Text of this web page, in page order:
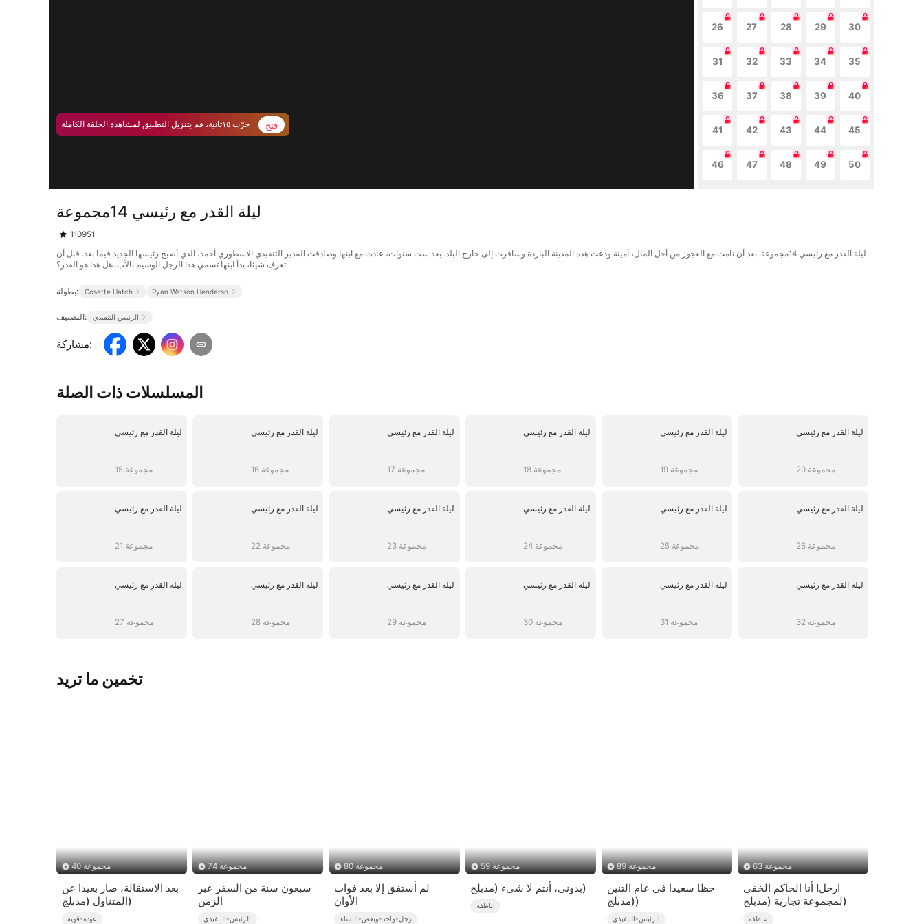
جرّب ١٥ثانية، قم بتنزيل التطبيق لمشاهدة الحلقة الكاملة فتح
26 27 28 29 30
31 32 33 34 35
36 37 38 39 40
41 42 43 44 45
46 47 48 49 50
ليلة القدر مع رئيسي 14مجموعة
110951
ليلة القدر مع رئيسي 14مجموعة. بعد أن نامت مع العجوز من أجل المال، أمينة ودعت هذه المدينة الباردة وسافرت إلى خارج البلد. بعد ست سنوات، عادت مع ابنها وصادفت المدير التنفيذي الاسطوري أحمد، الذي أصبح رئيسها الجديد فيما بعد. قبل أن
تعرف شيئا، بدأ ابنها تسمي هذا الرجل الوسيم بالأب. هل هذا هو القدر؟
بطولة: Cosette Hatch Ryan Watson Henderso
التصنيف: الرئيس التنفيذي
مشاركة:
المسلسلات ذات الصلة
ليلة القدر مع رئيسي
15 مجموعة
ليلة القدر مع رئيسي
16 مجموعة
ليلة القدر مع رئيسي
17 مجموعة
ليلة القدر مع رئيسي
18 مجموعة
ليلة القدر مع رئيسي
19 مجموعة
ليلة القدر مع رئيسي
20 مجموعة
ليلة القدر مع رئيسي
21 مجموعة
ليلة القدر مع رئيسي
22 مجموعة
ليلة القدر مع رئيسي
23 مجموعة
ليلة القدر مع رئيسي
24 مجموعة
ليلة القدر مع رئيسي
25 مجموعة
ليلة القدر مع رئيسي
26 مجموعة
ليلة القدر مع رئيسي
27 مجموعة
ليلة القدر مع رئيسي
28 مجموعة
ليلة القدر مع رئيسي
29 مجموعة
ليلة القدر مع رئيسي
30 مجموعة
ليلة القدر مع رئيسي
31 مجموعة
ليلة القدر مع رئيسي
32 مجموعة
تخمين ما تريد
40 مجموعة
بعد الاستقالة، صار بعيدا عن
المتناول (مدبلج)
عودة-قوية
74 مجموعة
سبعون سنة من السفر عبر
الزمن
الرئيس-التنفيذي
80 مجموعة
لم أستفق إلا بعد فوات
الأوان
رجل-واحد-وبعض-النساء
59 مجموعة
بدوني، أنتم لا شيء (مدبلج)
عاطفة
89 مجموعة
حظا سعيدا في عام التنين
(مدبلج)
الرئيس-التنفيذي
63 مجموعة
ارحل! أنا الحاكم الخفي
لمجموعة تجارية (مدبلج)
عاطفة